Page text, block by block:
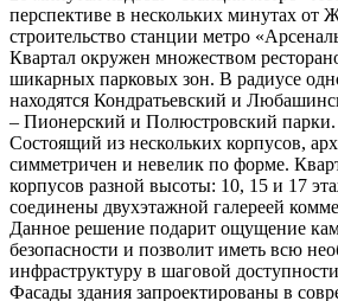
перспективе в нескольких минутах от
строительство станции метро
Квартал окружен множеством
шикарных парковых зон. В радиусе
находятся Кондратьевский и
– Пионерский и Полюстровский парки.
Состоящий из нескольких корпусов,
симметричен и невелик по форме.
корпусов разной высоты: 10, 15 и 17
соединены двухэтажной галереей
Данное решение подарит ощущение
безопасности и позволит иметь всю
инфраструктуру в шаговой
Фасады здания запроектированы в